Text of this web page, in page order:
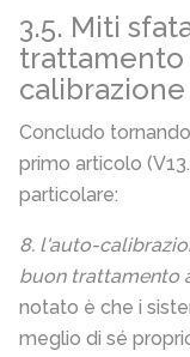
3.5. Miti
trattamento
calibrazione
Concludo
primo articolo
particolare:
8. l'auto-
buon trattamento
notato è che i
meglio di sé